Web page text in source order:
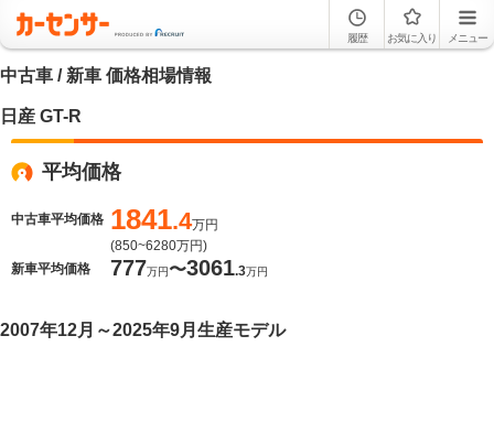
履歴 お気に入り メニュー
中古車 / 新車 価格相場情報
日産 GT-R
平均価格
中古車平均価格 1841.4万円
(850~6280万円)
新車平均価格
777万円〜3061.3万円
2007年12月～2025年9月生産モデル